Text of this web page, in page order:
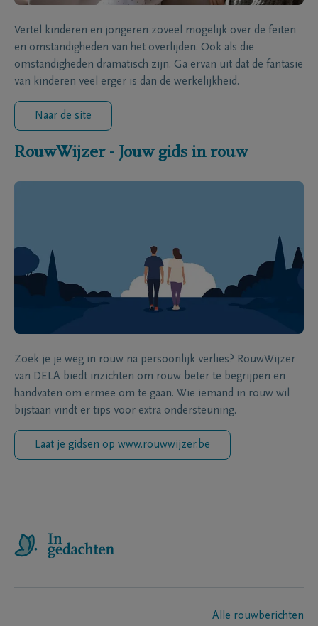
Vertel kinderen en jongeren zoveel mogelijk over de feiten
en omstandigheden van het overlijden. Ook als die
omstandigheden dramatisch zijn. Ga ervan uit dat de fantasie
van kinderen veel erger is dan de werkelijkheid.
Naar de site
RouwWijzer - Jouw gids in rouw
Zoek je je weg in rouw na persoonlijk verlies? RouwWijzer
van DELA biedt inzichten om rouw beter te begrijpen en
handvaten om ermee om te gaan. Wie iemand in rouw wil
bijstaan vindt er tips voor extra ondersteuning.
Laat je gidsen op www.rouwwijzer.be
Alle rouwberichten